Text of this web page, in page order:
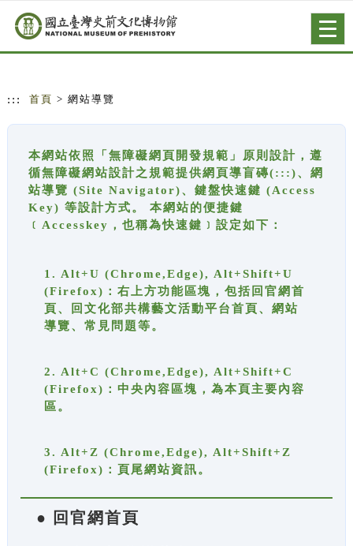
跳到主要內容
網站導覽
::: 首頁 > 網站導覽
本網站依照「無障礙網頁開發規範」原則設計，遵
循無障礙網站設計之規範提供網頁導盲磚(:::)、網
站導覽 (Site Navigator)、鍵盤快速鍵 (Access
Key) 等設計方式。 本網站的便捷鍵
﹝Accesskey，也稱為快速鍵﹞設定如下：
1. Alt+U (Chrome,Edge), Alt+Shift+U
(Firefox)：右上方功能區塊，包括回官網首
頁、回文化部共構藝文活動平台首頁、網站
導覽、常見問題等。
2. Alt+C (Chrome,Edge), Alt+Shift+C
(Firefox)：中央內容區塊，為本頁主要內容
區。
3. Alt+Z (Chrome,Edge), Alt+Shift+Z
(Firefox)：頁尾網站資訊。
● 回官網首頁